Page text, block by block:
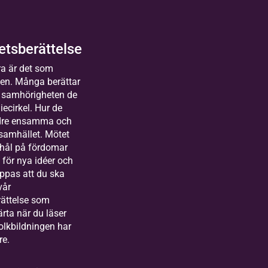
e
8 tillfällen
till Bilda
långt
heart
är det som
Många berättar
de
Hur de
ensamma och
Mötet
på fördomar
nya idéer och
att du ska
som
när du läser
har